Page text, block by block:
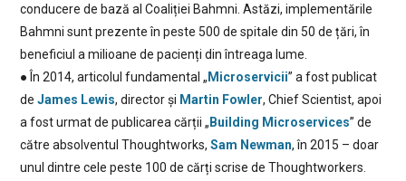
conducere de bază al Coaliției Bahmni. Astăzi, implementările
Bahmni sunt prezente în peste 500 de spitale din 50 de țări, în
beneficiul a milioane de pacienți din întreaga lume.
● În 2014, articolul fundamental „ Microservicii” a fost publicat
de James Lewis, director și Martin Fowler, Chief Scientist, apoi
a fost urmat de publicarea cărții „ Building Microservices” de
către absolventul Thoughtworks, Sam Newman, în 2015 – doar
unul dintre cele peste 100 de cărți scrise de Thoughtworkers.